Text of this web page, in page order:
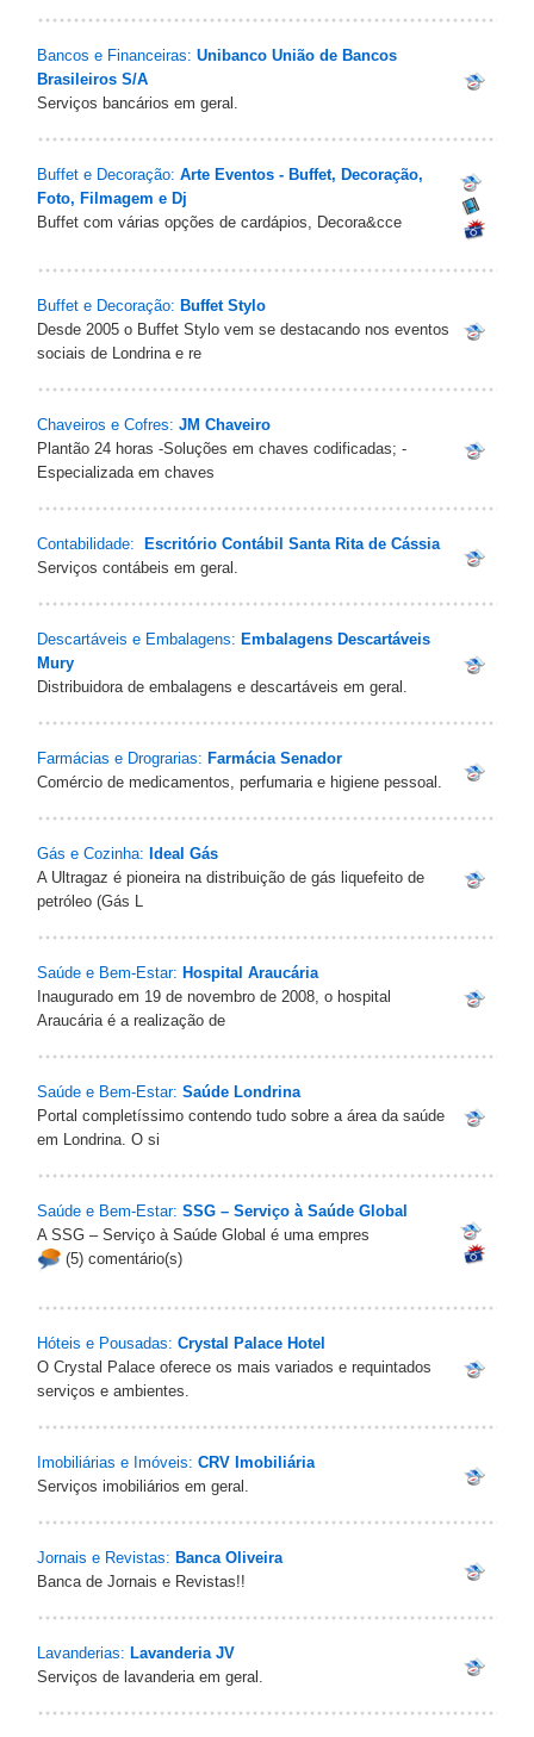
Bancos e Financeiras: Unibanco União de Bancos
Brasileiros S/A
Serviços bancários em geral.
Buffet e Decoração: Arte Eventos - Buffet, Decoração,
Foto, Filmagem e Dj
Buffet com várias opções de cardápios, Decora&cce
Buffet e Decoração: Buffet Stylo
Desde 2005 o Buffet Stylo vem se destacando nos eventos
sociais de Londrina e re
Chaveiros e Cofres: JM Chaveiro
Plantão 24 horas -Soluções em chaves codificadas; -
Especializada em chaves
Contabilidade:
Escritório Contábil Santa Rita de Cássia
Serviços contábeis em geral.
Descartáveis e Embalagens: Embalagens Descartáveis
Mury‎
Distribuidora de embalagens e descartáveis em geral.
Farmácias e Drograrias: Farmácia Senador
Comércio de medicamentos, perfumaria e higiene pessoal.
Gás e Cozinha: Ideal Gás
A Ultragaz é pioneira na distribuição de gás liquefeito de
petróleo (Gás L
Saúde e Bem-Estar: Hospital Araucária
Inaugurado em 19 de novembro de 2008, o hospital
Araucária é a realização de
Saúde e Bem-Estar: Saúde Londrina
Portal completíssimo contendo tudo sobre a área da saúde
em Londrina. O si
Saúde e Bem-Estar: SSG – Serviço à Saúde Global
A SSG – Serviço à Saúde Global é uma empres
(5) comentário(s)
Hóteis e Pousadas: Crystal Palace Hotel
O Crystal Palace oferece os mais variados e requintados
serviços e ambientes.
Imobiliárias e Imóveis: CRV Imobiliária
Serviços imobiliários em geral.
Jornais e Revistas: Banca Oliveira
Banca de Jornais e Revistas!!
Lavanderias: Lavanderia JV‎
Serviços de lavanderia em geral.